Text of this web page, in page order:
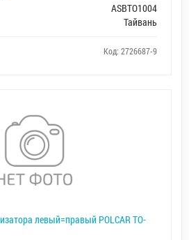
ASBTO1004
Тайвань
Код: 2726687-9
левый=правый POLCAR TO-